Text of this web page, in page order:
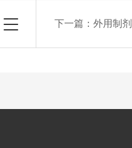
下一篇： 外用制剂软膏